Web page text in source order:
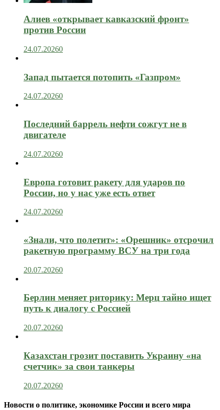
Алиев «открывает кавказский фронт»
против России
24.07.20260
Запад пытается потопить «Газпром»
24.07.20260
Последний баррель нефти сожгут не в
двигателе
24.07.20260
Европа готовит ракету для ударов по
России, но у нас уже есть ответ
24.07.20260
«Знали, что полетит»: «Орешник» отсрочил
ракетную программу ВСУ на три года
20.07.20260
Берлин меняет риторику: Мерц тайно ищет
путь к диалогу с Россией
20.07.20260
Казахстан грозит поставить Украину «на
счетчик» за свои танкеры
20.07.20260
Новости о политике, экономике России и всего мира